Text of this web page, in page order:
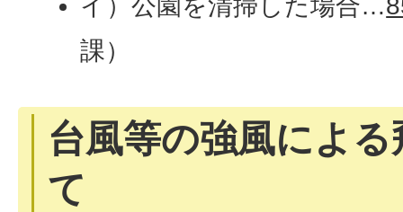
課）
台風等の強風によ
て